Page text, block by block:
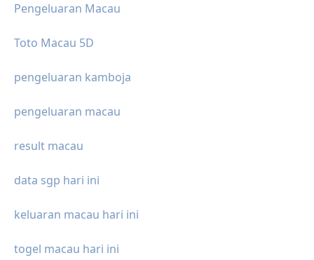
Pengeluaran Macau
Toto Macau 5D
pengeluaran kamboja
pengeluaran macau
result macau
data sgp hari ini
keluaran macau hari ini
togel macau hari ini